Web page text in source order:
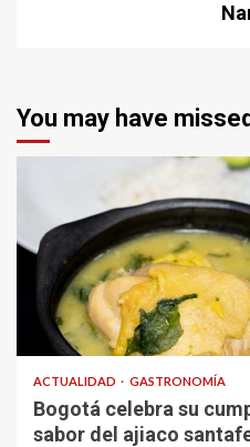
You may have missed
ACTUALIDAD GASTRONOMÍA
Bogotá celebra su
sabor del ajiaco